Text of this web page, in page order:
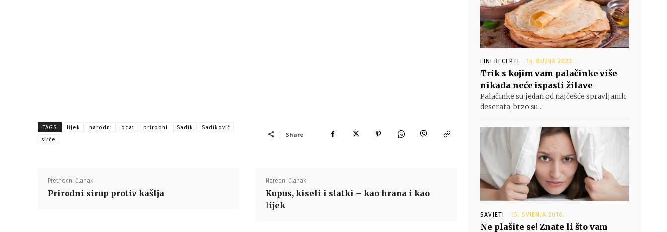
TAGS lijek narodni ocat prirodni Sadik
Sadiković
sirće
Share
Prethodni članak
Prirodni sirup protiv kašlja
Naredni članak
Kupus, kiseli i slatki – kao hrana i kao
lijek
FINI RECEPTI 14. RUJNA 2023.
Trik s kojim vam palačinke više
nikada neće ispasti žilave
Palačinke su jedan od najčešće spravljanih
deserata, brzo su...
SAVJETI 15. SVIBNJA 2016.
Ne plašite se! Znate li što vam